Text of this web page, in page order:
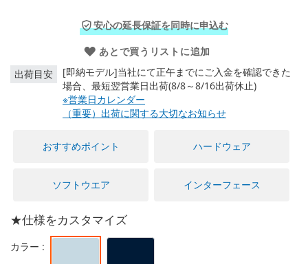
安心の延長保証を同時に申込む
あとで買うリストに追加
出荷目安
[即納モデル]当社にて正午までにご入金を確認できた
場合、最短翌営業日出荷(8/8～8/16出荷休止)
※営業日カレンダー
（重要）出荷に関する大切なお知らせ
おすすめポイント ハードウェア
ソフトウエア インターフェース
★仕様をカスタマイズ